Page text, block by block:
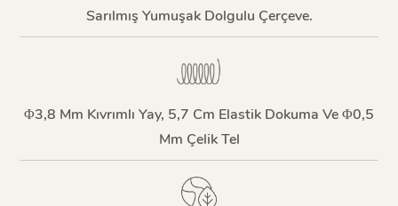
Sarılmış Yumuşak Dolgulu Çerçeve.
Φ3,8 Mm Kıvrımlı Yay, 5,7 Cm Elastik Dokuma Ve Φ0,5
Mm Çelik Tel